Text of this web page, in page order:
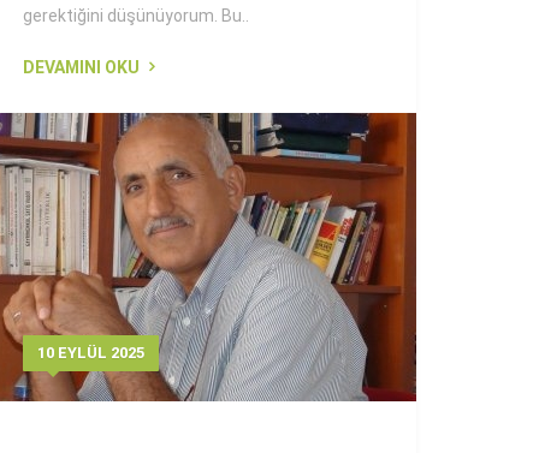
gerektiğini düşünüyorum. Bu..
DEVAMINI OKU
10 EYLÜL 2025